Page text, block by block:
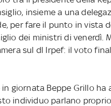
insieme a una
per fare il punto in vista
dei ministri di venerdì.
sul dl Irpef: il voto
in giornata Beppe Grillo
individuo parlano